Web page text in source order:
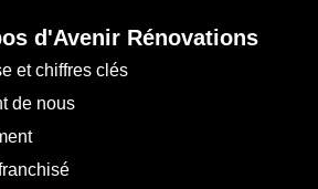
d'Avenir Rénovations
et chiffres clés
de nous